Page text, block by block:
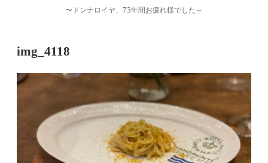
ま
す
〜ドンナロイヤ、73年間お疲れ様でした～
img_4118